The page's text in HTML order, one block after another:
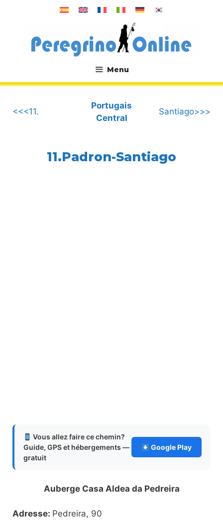
Menu
.
<<<11.
Portugais
Central
Santiago>>>
11.Padron-Santiago
Vous allez faire ce chemin?
Guide, GPS et hébergements —
gratuit
Google Play
Auberge Casa Aldea da Pedreira
Adresse: Pedreira, 90